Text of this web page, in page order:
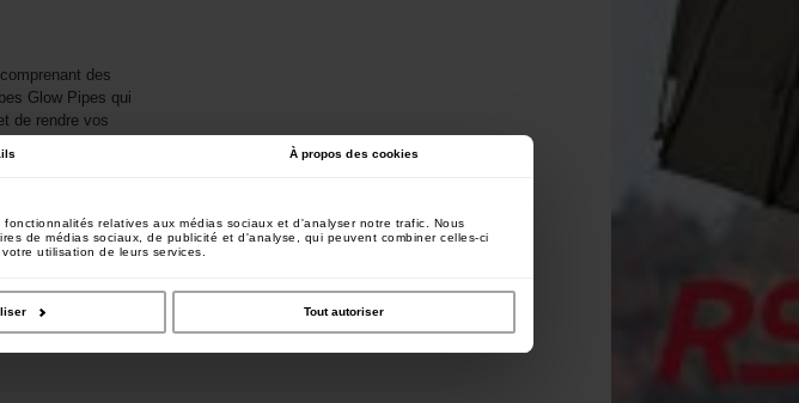
À propos des cookies
relatives aux médias sociaux et d'analyser notre trafic. Nous
de médias sociaux, de publicité et d'analyse, qui peuvent combiner celles-ci
utilisation de leurs services.
Tout autoriser
des
Glow Pipes qui
de rendre vos
et cinq couleurs
Clear "givrée"